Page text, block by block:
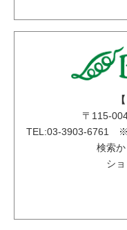
〒 115-
TEL:03-3903-6761 ※
検索か
シ